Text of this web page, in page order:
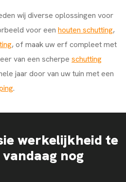
wij diverse oplossingen voor
voor een houten schutting,
, of maak uw erf compleet met
van een scherpe schutting
jaar door van uw tuin met een
.
werkelijkheid te
nog